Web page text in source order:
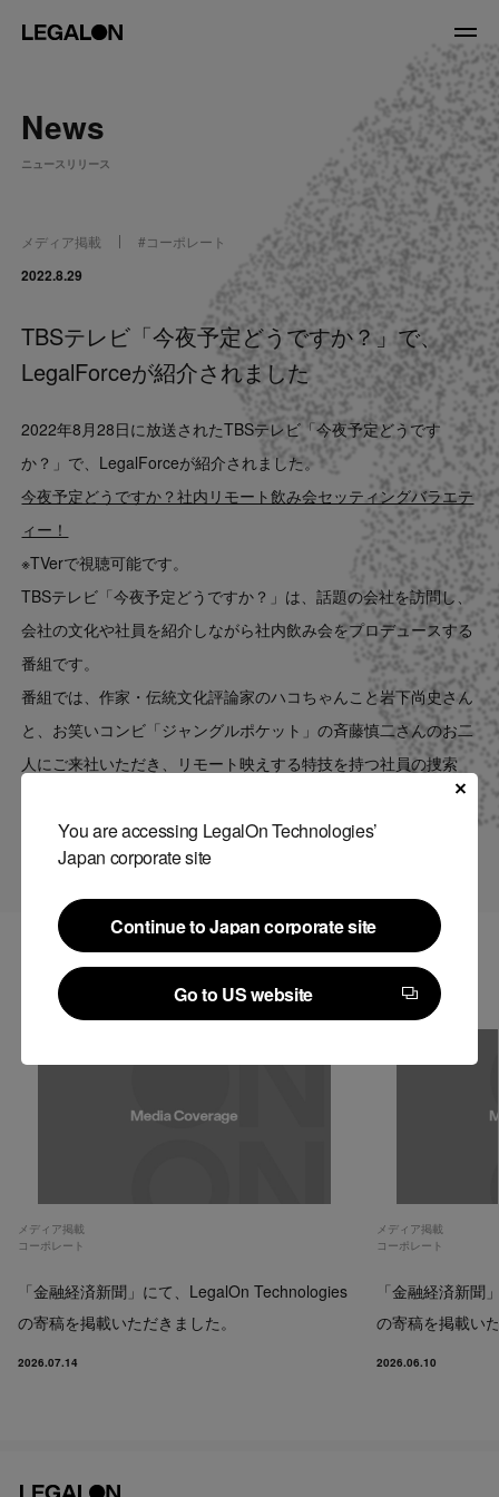
About
役員紹介
Service
News
LegalOn Now
Contact
US website
You are accessing LegalOn Technologies’
Japan corporate site
Continue to Japan corporate site
Continue to Japan corporate site
Go to US website
Go to US website
News
ニュースリリース
メディア掲載 #コーポレート
2022.8.29
TBSテレビ「今夜予定どうですか？」で、
LegalForceが紹介されました
2022年8月28日に放送されたTBSテレビ「今夜予定どうです
か？」で、LegalForceが紹介されました。
今夜予定どうですか？社内リモート飲み会セッティングバラエテ
ィー！
※TVerで視聴可能です。
TBSテレビ「今夜予定どうですか？」は、話題の会社を訪問し、
会社の文化や社員を紹介しながら社内飲み会をプロデュースする
番組です。
番組では、作家・伝統文化評論家のハコちゃんこと岩下尚史さん
と、お笑いコンビ「ジャングルポケット」の斉藤慎二さんのお二
人にご来社いただき、リモート映えする特技を持つ社員の捜索
と、集まったメンバーでリモート飲み会を開催する様子が放映さ
れました。
関連記事
メディア掲載
コーポレート
「金融経済新聞」にて、LegalOn Technologies
の寄稿を掲載いただきました。
2026.07.14
メディア掲載
コーポレート
「金融経済新聞
の寄稿を掲載い
2026.06.10